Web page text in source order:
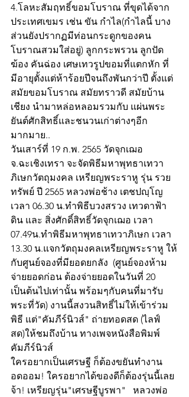
4.โลหะสัมฤทธิ์ขอมโบราณ ที่ขุดได้จาก
ประเทศเขมร เช่น ขัน กำไล(กำไลนี้ บาง
ส่วนยังปรากฏมีท่อนกระดูกของคน
โบราณสวมใส่อยู่) ลูกกระพรวน ลูกปัด
ฆ้อง คันฉ่อง เศษเทวรูปขอมที่แตกหัก ที่
มีอายุตั้งแต่ห้าร้อยปีจนถึงพันกว่าปี ตั้งแต่
สมัยขอมโบราณ สมัยทราวดี สมัยบ้าน
เชียง นำมาหล่อหลอมรวมกับ แผ่นพระ
ยันต์ศักสิทธิ์และชนวนเก่าต่างๆอีก
มากมาย..
วันเสาร์ที่ 19 ก.พ. 2565 วัดจุกเฌอ
จ.ฉะเชิงเทรา จะจัดพิธีมหาพุทธาเทวา
ภิเษกวัตถุมงคล เหรียญพระราหู รุ่น รวย
ทรัพย์ ปี 2565 หลวงพ่อช้าง เตชปญฺโญ
เวลา 06.30 น.ทำพิธีบวงสรวง เทวดาฟ้า
ดิน และ สิ่งศักดิ์สิทธิ์วัดจุกเฌอ เวลา
07.49น.ทำพิธีมหาพุทธาเทวาภิเษก เวลา
13.30 น.แจกวัตถุมงคลเหรียญพระราหู ให้
กับศูนย์จองที่มียอดยกลัง  (ศูนย์จองห้าม
จ่ายยอดก่อน ต้องจ่ายยอดในวันที่ 20
เป็นต้นไปเท่านั้น พร้อมๆกับคนที่มารับ
พระที่วัด) งานนี้สงวนสิทธิ์ไม่ให้เข้าร่วม
พิธี แต่"คัมภีร์นิวส์" ถ่ายทอดสด (ไลฟ์
สด)ให้ชมถึงบ้าน ทางเพจหนังสือพิมพ์
คัมภีร์นิวส์
ใครอยากเป็นเศรษฐี ก็ต้องขยันทำงาน
อดออม! ใครอยากได้ของดีก็ต้องรุ่นนี้เลย
จ้า! เหรียญรุ่น"เศรษฐีบูรพา"   หลวงพ่อ